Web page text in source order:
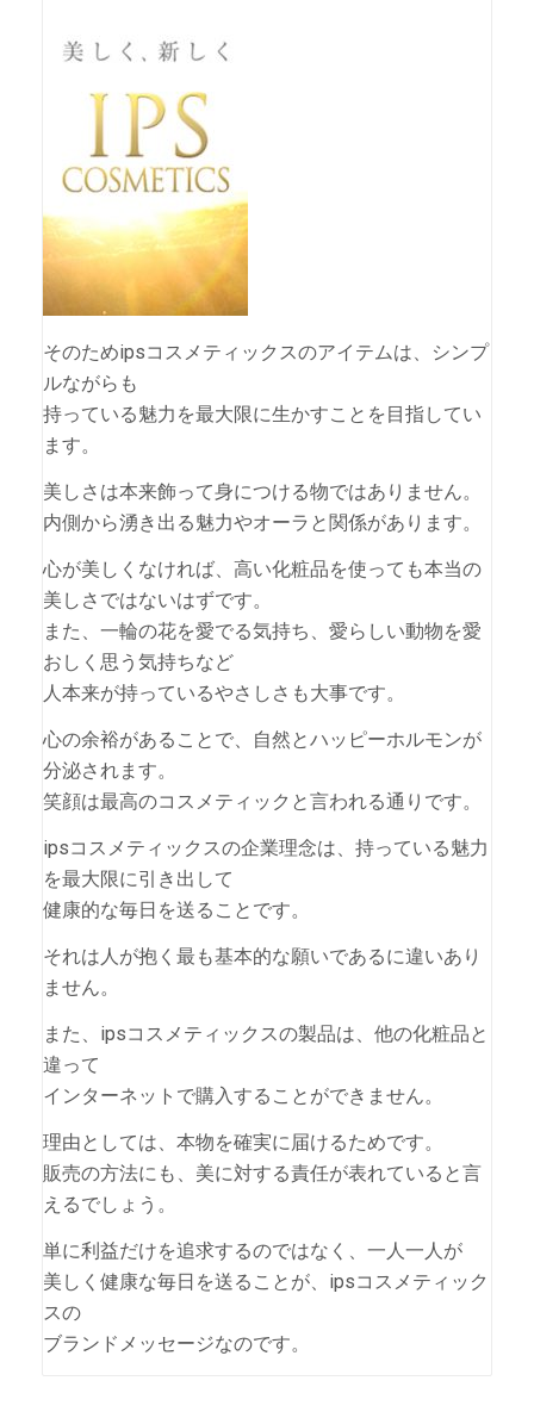
そのためipsコスメティックスのアイテムは、シンプ
ルながらも
持っている魅力を最大限に生かすことを目指してい
ます。
美しさは本来飾って身につける物ではありません。
内側から湧き出る魅力やオーラと関係があります。
心が美しくなければ、高い化粧品を使っても本当の
美しさではないはずです。
また、一輪の花を愛でる気持ち、愛らしい動物を愛
おしく思う気持ちなど
人本来が持っているやさしさも大事です。
心の余裕があることで、自然とハッピーホルモンが
分泌されます。
笑顔は最高のコスメティックと言われる通りです。
ipsコスメティックスの企業理念は、持っている魅力
を最大限に引き出して
健康的な毎日を送ることです。
それは人が抱く最も基本的な願いであるに違いあり
ません。
また、ipsコスメティックスの製品は、他の化粧品と
違って
インターネットで購入することができません。
理由としては、本物を確実に届けるためです。
販売の方法にも、美に対する責任が表れていると言
えるでしょう。
単に利益だけを追求するのではなく、一人一人が
美しく健康な毎日を送ることが、ipsコスメティック
スの
ブランドメッセージなのです。